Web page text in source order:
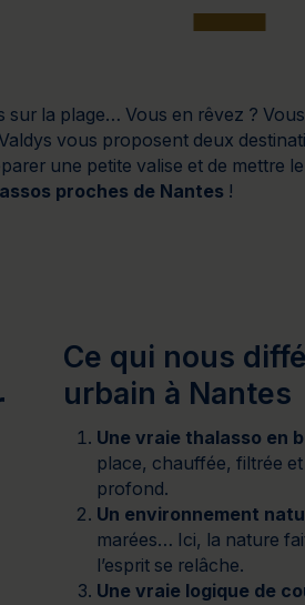
Mini-cure 3 à 5
sur la plage… Vous en rêvez ?
vous proposent deux
une petite valise et de mettre
proches de Nantes !
Ce qui nous
urbain à Nantes
Une vraie thalasso en
place, chauffée, filtrée
profond.
Un environnement
marées… Ici, la nature
l’esprit se relâche.
Une vraie logique de